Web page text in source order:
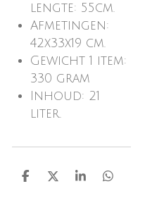
lengte: 55cm.
Afmetingen:
42x33x19 cm.
Gewicht 1 item:
330 gram
Inhoud: 21
liter.
D
D
S
D